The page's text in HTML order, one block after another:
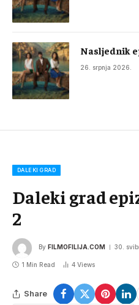
Nasljednik
26. srpnja 2026.
DALEKI GRAD
Daleki grad
2
By FILMOFILIJA.COM 30.
1 Min Read 4 Views
Share